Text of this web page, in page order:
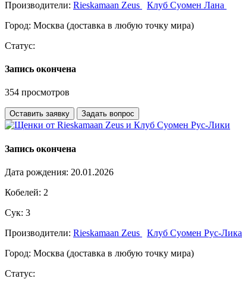
Производители: Rieskamaan Zeus
Клуб Суомен Лана
Город: Москва (доставка в любую точку мира)
Статус:
Запись окончена
354 просмотров
Оставить заявку Задать вопрос
Запись окончена
Дата рождения: 20.01.2026
Кобелей: 2
Сук: 3
Производители: Rieskamaan Zeus
Клуб Суомен Рус-Лика
Город: Москва (доставка в любую точку мира)
Статус: